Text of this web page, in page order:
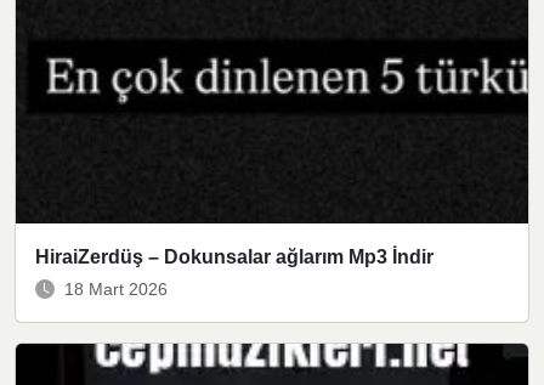
HiraiZerdüş – Dokunsalar ağlarım Mp3 İndir
18 Mart 2026